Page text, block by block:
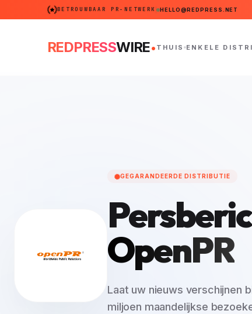
BETROUWBAAR PR-NETWERK HELLO@REDPRESS.NET
REDPRESSWIRE. THUIS ENKELE
GEGARANDEERDE DISTRIBUTIE
OpenPR
Laat uw nieuws verschijnen
miljoen maandelijkse